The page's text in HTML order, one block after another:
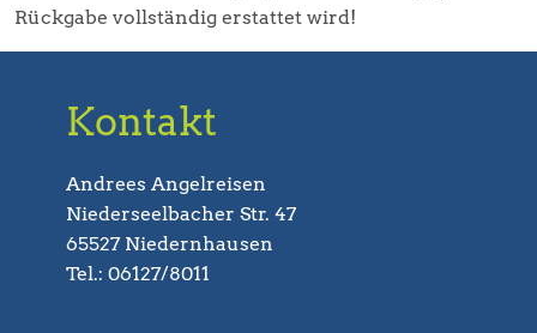
Rückgabe vollständig erstattet wird!
Kontakt
Andrees Angelreisen
Niederseelbacher Str. 47
65527 Niedernhausen
Tel.: 06127/8011